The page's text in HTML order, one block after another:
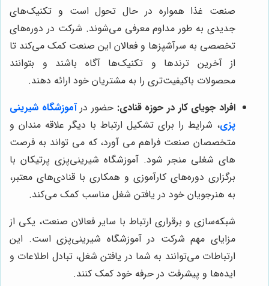
صنعت غذا همواره در حال تحول است و تکنیک‌های
جدیدی به طور مداوم معرفی می‌شوند. شرکت در دوره‌های
تخصصی به سرآشپزها و فعالان این صنعت کمک می‌کند تا
از آخرین ترندها و تکنیک‌ها آگاه باشند و بتوانند
محصولات باکیفیت‌تری را به مشتریان خود ارائه دهند.
افراد جویای کار در حوزه قنادی: حضور درآموزشگاه شیرینی
پزی، شرایط را برای تشکیل ارتباط با دیگر علاقه مندان و
متخصصان صنعت فراهم می آورد، که می تواند به فرصت
های شغلی منجر شود. آموزشگاه شیرینی‌پزی پرتیکان با
برگزاری دوره‌های کارآموزی و همکاری با قنادی‌های معتبر،
به هنرجویان خود در یافتن شغل مناسب کمک می‌کند.
شبکه‌سازی و برقراری ارتباط با سایر فعالان صنعت، یکی از
مزایای مهم شرکت در آموزشگاه شیرینی‌پزی است. این
ارتباطات می‌توانند به شما در یافتن شغل، تبادل اطلاعات و
ایده‌ها و پیشرفت در حرفه خود کمک کنند.